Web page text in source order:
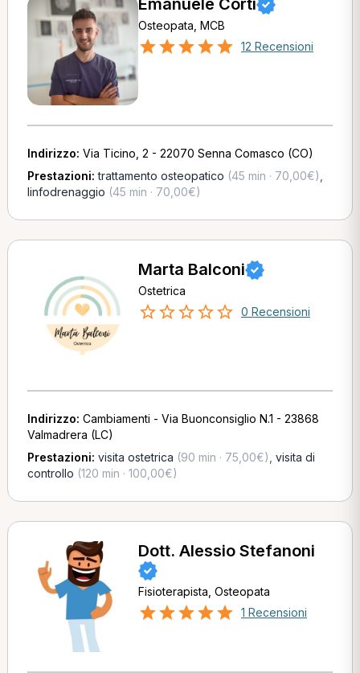
Emanuele Corti
Osteopata, MCB
12 Recensioni
Indirizzo: Via Ticino, 2 - 22070 Senna Comasco (CO)
Prestazioni:trattamento osteopatico (45 min · 70,00€)
linfodrenaggio (45 min · 70,00€)
Marta Balconi
Ostetrica
0 Recensioni
Indirizzo: Cambiamenti - Via Buonconsiglio N.1 - 23868
Valmadrera (LC)
Prestazioni: visita ostetrica (90 min · 75,00€) visita di
controllo (120 min · 100,00€)
Dott. Alessio Stefanoni
Fisioterapista, Osteopata
1 Recensioni